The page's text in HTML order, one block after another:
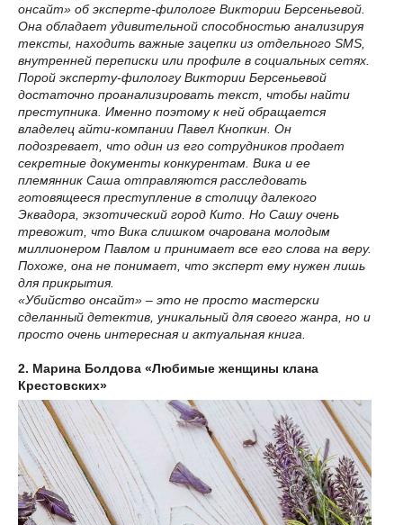
онсайт» об эксперте-филологе Виктории Берсеньевой.
Она обладает удивительной способностью анализируя
тексты, находить важные зацепки из отдельного SMS,
внутренней переписки или профиле в социальных сетях.
Порой эксперту-филологу Виктории Берсеньевой
достаточно проанализировать текст, чтобы найти
преступника. Именно поэтому к ней обращается
владелец айти-компании Павел Кнопкин. Он
подозревает, что один из его сотрудников продает
секретные документы конкурентам. Вика и ее
племянник Саша отправляются расследовать
готовящееся преступление в столицу далекого
Эквадора, экзотический город Кито. Но Сашу очень
тревожит, что Вика слишком очарована молодым
миллионером Павлом и принимает все его слова на веру.
Похоже, она не понимает, что эксперт ему нужен лишь
для прикрытия.
«Убийство онсайт» – это не просто мастерски
сделанный детектив, уникальный для своего жанра, но и
просто очень интересная и актуальная книга.
2. Марина Болдова «Любимые женщины клана
Крестовских»